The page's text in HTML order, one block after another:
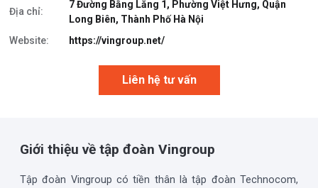
Địa chỉ:
7 Đường Bằng Lăng 1, Phường Việt Hưng, Quận
Long Biên, Thành Phố Hà Nội
Website:
https://vingroup.net/
Liên hệ tư vấn
Giới thiệu về tập đoàn Vingroup
Tập đoàn Vingroup có tiền thân là tập đoàn Technocom,